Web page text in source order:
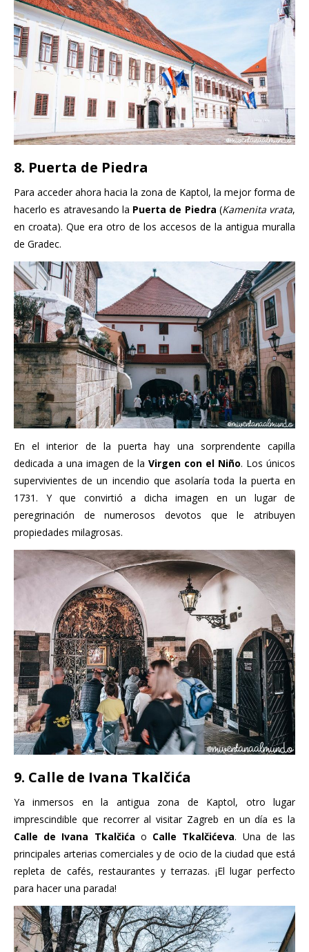
8. Puerta de Piedra
Para acceder ahora hacia la zona de Kaptol, la mejor forma de
hacerlo es atravesando la Puerta de Piedra (Kamenita vrata,
en croata). Que era otro de los accesos de la antigua muralla
de Gradec.
En el interior de la puerta hay una sorprendente capilla
dedicada a una imagen de la Virgen con el Niño. Los únicos
supervivientes de un incendio que asolaría toda la puerta en
1731. Y que convirtió a dicha imagen en un lugar de
peregrinación de numerosos devotos que le atribuyen
propiedades milagrosas.
9. Calle de Ivana Tkalčića
Ya inmersos en la antigua zona de Kaptol, otro lugar
imprescindible que recorrer al visitar Zagreb en un día es la
Calle de Ivana Tkalčića o Calle Tkalčićeva. Una de las
principales arterias comerciales y de ocio de la ciudad que está
repleta de cafés, restaurantes y terrazas. ¡El lugar perfecto
para hacer una parada!